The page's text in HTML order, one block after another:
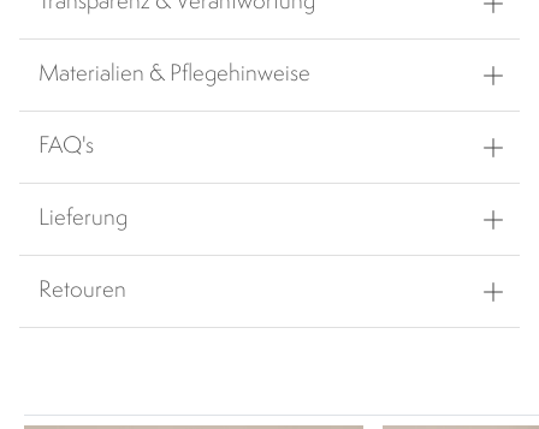
Materialien & Pflegehinweise
FAQ's
Lieferung
Retouren